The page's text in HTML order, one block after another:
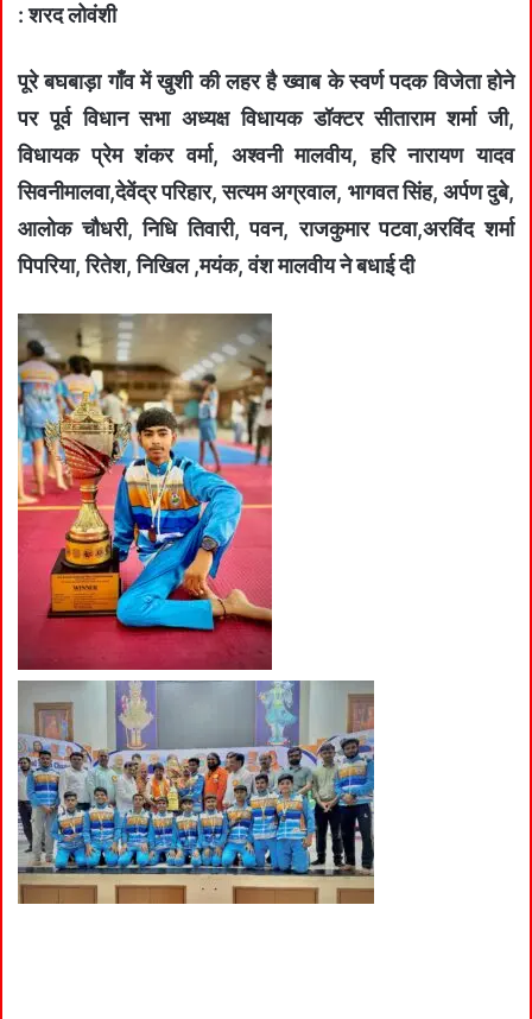
: शरद लोवंशी
पूरे बघबाड़ा गाँव में खुशी की लहर है ख्वाब के स्वर्ण पदक विजेता होने
पर पूर्व विधान सभा अध्यक्ष विधायक डॉक्टर सीताराम शर्मा जी,
विधायक प्रेम शंकर वर्मा, अश्वनी मालवीय, हरि नारायण यादव
सिवनीमालवा,देवेंद्र परिहार, सत्यम अग्रवाल, भागवत सिंह, अर्पण दुबे,
आलोक चौधरी, निधि तिवारी, पवन, राजकुमार पटवा,अरविंद शर्मा
पिपरिया, रितेश, निखिल ,मयंक, वंश मालवीय ने बधाई दी